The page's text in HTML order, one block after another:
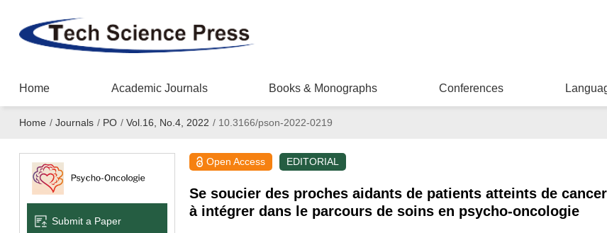
Home Academic Journals Books & Monographs Conferences
Home / Journals / PO / Vol.16, No.4, 2022 /10.3166/pson-2022-0219
Submit a Paper
Open Access EDITORIAL
Se soucier des proches aidants de patients atteints de
à intégrer dans le parcours de soins en psycho-oncologie